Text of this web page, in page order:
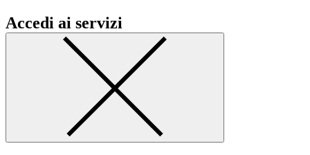
Accedi ai servizi